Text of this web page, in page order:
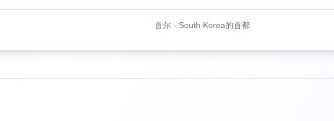
首尔 - South Korea的首都